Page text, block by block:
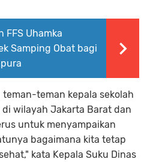
FFS Uhamka
Samping Obat bagi
teman kepala sekolah
wilayah Jakarta Barat dan
untuk menyampaikan
bagaimana kita tetap
kata Kepala Suku Dinas